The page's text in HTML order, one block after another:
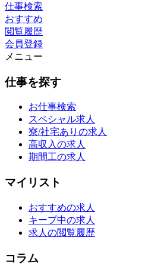
仕事検索
おすすめ
閲覧履歴
会員登録
メニュー
仕事を探す
お仕事検索
スペシャル求人
寮/社宅ありの求人
高収入の求人
期間工の求人
マイリスト
おすすめの求人
キープ中の求人
求人の閲覧履歴
コラム